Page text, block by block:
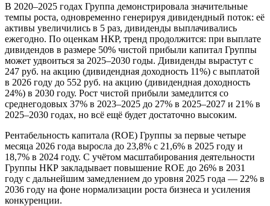
В 2020–2025 годах Группа демонстрировала значительные
темпы роста, одновременно генерируя дивидендный поток: её
активы увеличились в 5 раз, дивиденды выплачивались
ежегодно. По оценкам НКР, тренд продолжится: при выплате
дивидендов в размере 50% чистой прибыли капитал Группы
может удвоиться за 2025–2030 годы. Дивиденды вырастут с
247 руб. на акцию (дивидендная доходность 11%) с выплатой
в 2026 году до 552 руб. на акцию (дивидендная доходность
24%) в 2030 году. Рост чистой прибыли замедлится со
среднегодовых 37% в 2023–2025 до 27% в 2025–2027 и 21% в
2025–2030 годах, но всё ещё будет достаточно высоким.
Рентабельность капитала (ROE) Группы за первые четыре
месяца 2026 года выросла до 23,8% с 21,6% в 2025 году и
18,7% в 2024 году. С учётом масштабирования деятельности
Группы НКР закладывает повышение ROE до 26% в 2031
году с дальнейшим замедлением до уровня 2025 года — 22% в
2036 году на фоне нормализации роста бизнеса и усиления
конкуренции.